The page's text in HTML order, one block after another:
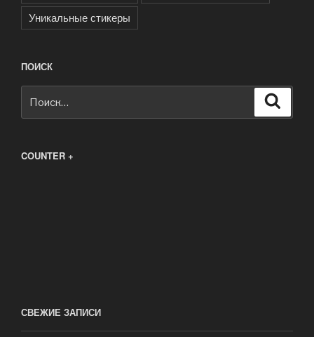
Уникальные стикеры
ПОИСК
COUNTER +
СВЕЖИЕ ЗАПИСИ